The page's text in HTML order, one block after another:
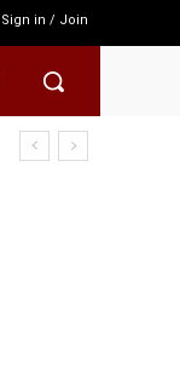
Sign in / Join